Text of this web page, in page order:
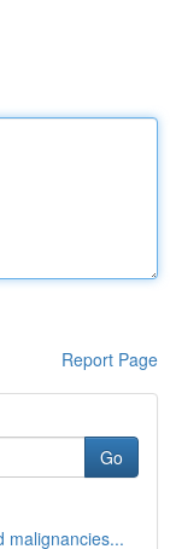
Report Page
Go
malignancies...